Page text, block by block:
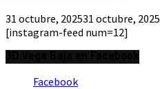
31 octubre, 202531 octubre, 2025
[instagram-feed num=12]
Facebook